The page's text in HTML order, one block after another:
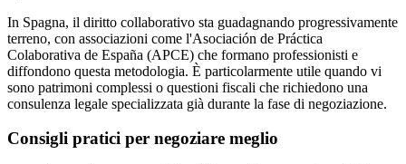
In Spagna, il diritto collaborativo sta guadagnando progressivamente
terreno, con associazioni come l'Asociación de Práctica
Colaborativa de España (APCE) che formano professionisti e
diffondono questa metodologia. È particolarmente utile quando vi
sono patrimoni complessi o questioni fiscali che richiedono una
consulenza legale specializzata già durante la fase di negoziazione.
Consigli pratici per negoziare meglio